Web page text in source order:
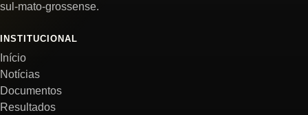
sul-mato-grossense.
INSTITUCIONAL
Início
Notícias
Documentos
Resultados